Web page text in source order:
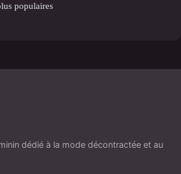
populaires
dédié à la mode décontractée et au